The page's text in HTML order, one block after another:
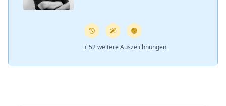
+ 52 weitere Auszeichnungen